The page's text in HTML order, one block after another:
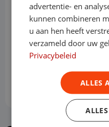
Slottermijn
€
advertentie- en
kunnen combineren
u aan hen heeft
verzameld door uw
Privacybeleid
ALLES